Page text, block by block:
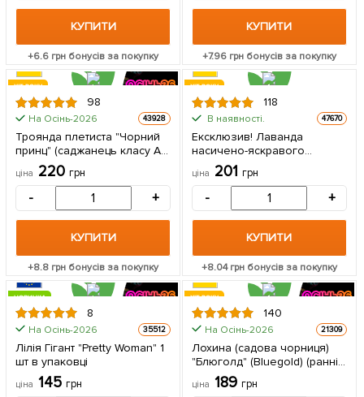
КУПИТИ
+6.6 грн бонусів за покупку
КУПИТИ
+7.96 грн бонусів за покупку
ХІТ РОКУ
98
На Осінь-2026 43928
Троянда плетиста "Чорний
принц" (саджанець класу АА
+) вищий сорт 1 шт в
упаковці
ціна 220грн
- +
КУПИТИ
+8.8 грн бонусів за покупку
ХІТ РОКУ
118
В наявності. 47670
Ексклюзив! Лаванда
насичено-яскравого
фіолетового кольору
"Матильда" (Matilda)
вічнозелений,
морозостійкий сорт) 1
саджанець в упаковці
ціна 201 грн
- +
КУПИТИ
+8.04грн бонусів за покупку
НОВИНКА
ХІТ РОКУ
8
На Осінь-2026 35512
Лілія Гігант "Pretty Woman" 1
шт в упаковці
ціна 145грн
ХІТ РОКУ
140
На Осінь-2026 21309
Лохина (садова чорниця)
"Блюголд" (Bluegold) (ранній
термін дозрівання,
зимостійкий і стійкий до
ціна 189 грн